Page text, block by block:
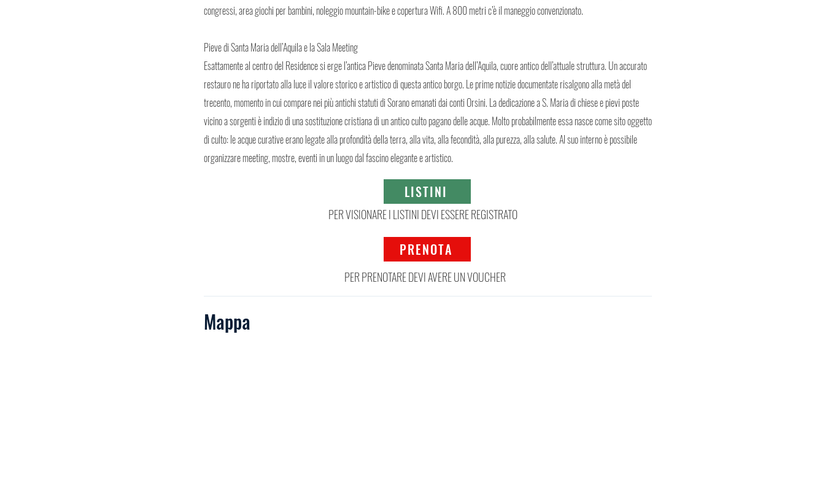
congressi, area giochi per bambini, noleggio mountain-bike e copertura Wifi. A 800 metri c’è il maneggio convenzionato.
Pieve di Santa Maria dell’Aquila e la Sala Meeting
Esattamente al centro del Residence si erge l’antica Pieve denominata Santa Maria dell’Aquila, cuore antico dell’attuale struttura. Un accurato
restauro ne ha riportato alla luce il valore storico e artistico di questa antico borgo. Le prime notizie documentate risalgono alla metà del
trecento, momento in cui compare nei più antichi statuti di Sorano emanati dai conti Orsini. La dedicazione a S. Maria di chiese e pievi poste
vicino a sorgenti è indizio di una sostituzione cristiana di un antico culto pagano delle acque. Molto probabilmente essa nasce come sito oggetto
di culto: le acque curative erano legate alla profondità della terra, alla vita, alla fecondità, alla purezza, alla salute. Al suo interno è possibile
organizzare meeting, mostre, eventi in un luogo dal fascino elegante e artistico.
LISTINI
PER VISIONARE I LISTINI DEVI ESSERE REGISTRATO
PRENOTA
PER PRENOTARE DEVI AVERE UN VOUCHER
Mappa